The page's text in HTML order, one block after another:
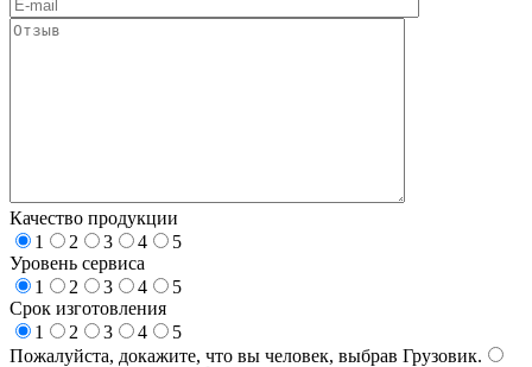
Качество продукции
1
2 3 4
5
Уровень сервиса
1
2 3 4
5
Срок изготовления
1
2 3 4
5
Пожалуйста, докажите, что вы человек, выбрав Грузовик.